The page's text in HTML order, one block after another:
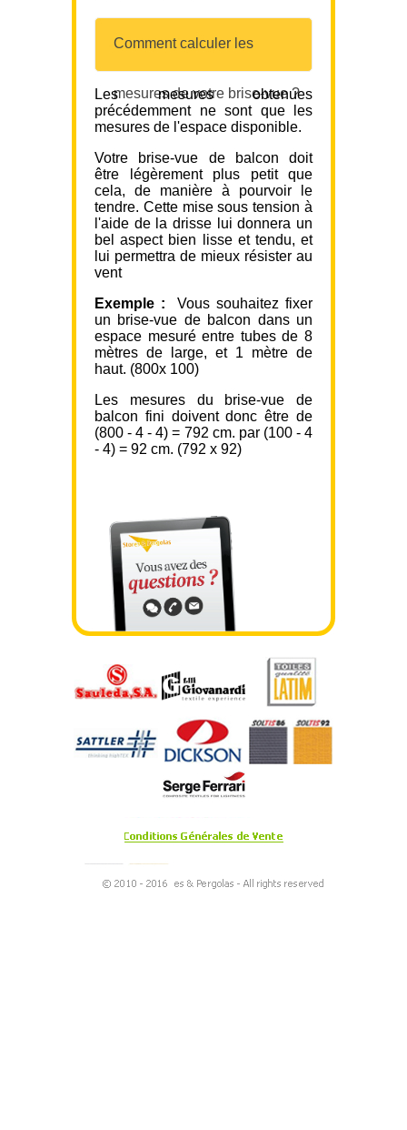
Comment calculer les
mesures de votre brise-vue ?
Les mesures obtenues
précédemment ne sont que les
mesures de l'espace disponible.
Votre brise-vue de balcon doit
être légèrement plus petit que
cela, de manière à pourvoir le
tendre. Cette mise sous tension à
l'aide de la drisse lui donnera un
bel aspect bien lisse et tendu, et
lui permettra de mieux résister au
vent
Exemple :
Vous souhaitez fixer
un brise-vue de balcon dans un
espace mesuré entre tubes de 8
mètres de large, et 1 mètre de
haut. (800x 100)
Les mesures du brise-vue de
balcon fini doivent donc être de
(800 - 4 - 4) = 792 cm. par (100 - 4
- 4) = 92 cm. (792 x 92)